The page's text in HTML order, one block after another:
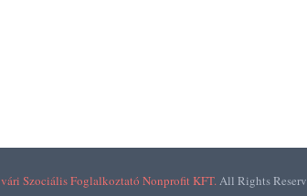
Szociális Foglalkoztató Nonprofit KFT.All Rights